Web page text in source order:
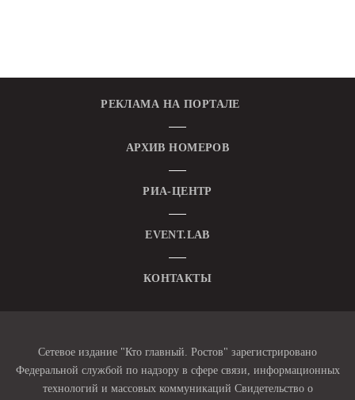
РЕКЛАМА НА ПОРТАЛЕ
АРХИВ НОМЕРОВ
РИА-ЦЕНТР
EVENT.LAB
КОНТАКТЫ
Сетевое издание "Кто главный. Ростов" зарегистрировано
Федеральной службой по надзору в сфере связи, информационных
технологий и массовых коммуникаций Свидетельство о